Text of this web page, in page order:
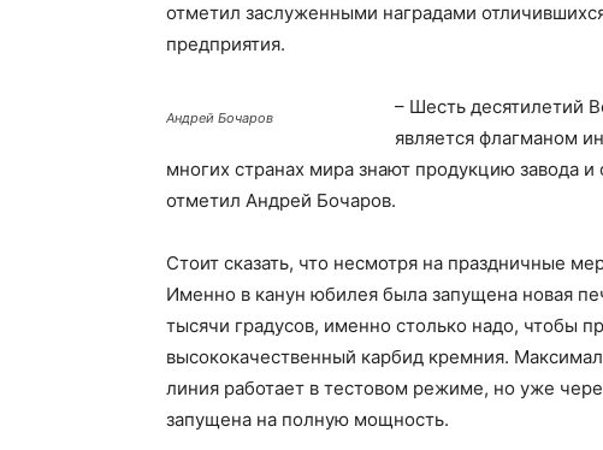
отметил заслуженными наградами
предприятия.
Андрей Бочаров
– Шесть десятилетий
является флагманом
многих странах мира знают продукцию завода
отметил Андрей Бочаров.
Стоит сказать, что несмотря на праздничные
Именно в канун юбилея была запущена новая
тысячи градусов, именно столько надо, чтобы
высококачественный карбид кремния.
линия работает в тестовом режиме, но уже
запущена на полную мощность.